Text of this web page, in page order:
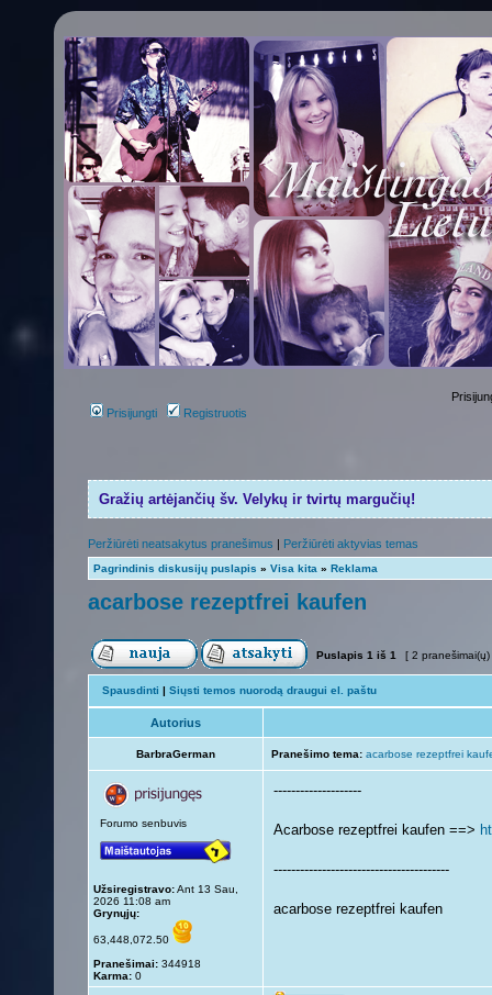
Prisijungti Registruotis
Gražių artėjančių šv. Velykų ir tvirtų margučių!
Peržiūrėti neatsakytus pranešimus | Peržiūrėti aktyvias temas
Pagrindinis diskusijų puslapis » Visa kita » Reklama
acarbose rezeptfrei kaufen
Puslapis 1 iš 1 [ 2
Spausdinti | Siųsti temos nuorodą draugui el. paštu
Autorius
BarbraGerman Pranešimo tema: acarbose rezeptfrei
Forumo senbuvis
Užsiregistravo:Ant 13 Sau,
2026 11:08 am
Grynųjų:
63,448,072.50
Pranešimai: 344918
Karma: 0
--------------------
Acarbose rezeptfrei kaufen ==>
----------------------------------------
acarbose rezeptfrei kaufen